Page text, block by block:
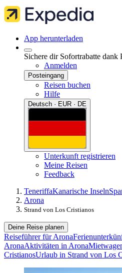
App herunterladen
Sichere dir Sofortrabatte
Anmelden
Posteingang
Reisen buchen
Hilfe
Deutsch · EUR · DE
Unterkunft registrieren
Meine Reisen
Feedback
TeneriffaKanarische Inseln
Arona
Strand von Los Cristianos
Deine Reise planen
Reiseführer für Arona
AronaAktivitäten in Arona
CristianosUrlaub in Strand von Los